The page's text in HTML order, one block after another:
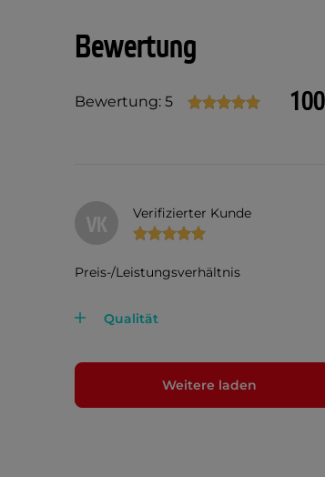
Bewertung
Bewertung: 5
VK Verifizierter Kunde
Preis-/Leistungsverhältnis
Qualität
Weitere laden